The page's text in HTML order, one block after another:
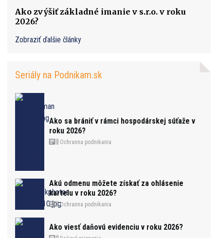
Ako zvýšiť základné imanie v s.r.o. v roku
2026?
Zobraziť ďalšie články
Seriály na Podnikam.sk
Ako sa brániť v rámci hospodárskej súťaže v
roku 2026?
Ochranna podnikania
Akú odmenu môžete získať za ohlásenie
kartelu v roku 2026?
Ochranna podnikania
Ako viesť daňovú evidenciu v roku 2026?